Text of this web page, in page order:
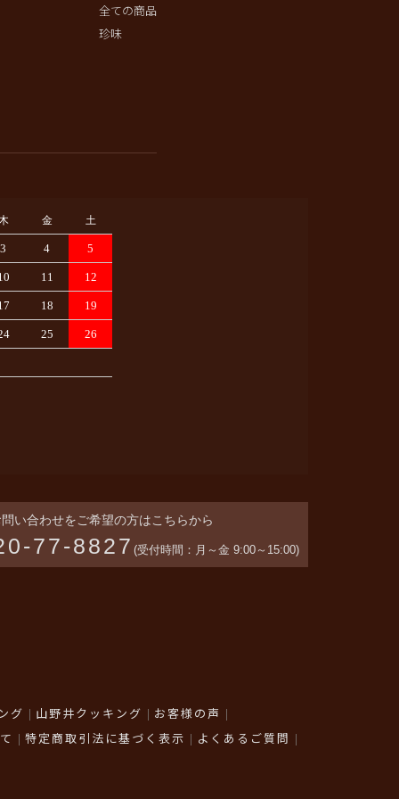
全ての商品
珍味
金 土
3 4 5
11 12
18 19
25 26
い合わせをご希望の方はこちらから
77-8827 (受付時間：月～金 9:00～15:00)
グ 山野井クッキング
お客様の声
特定商取引法に基づく表示 よくあるご質問